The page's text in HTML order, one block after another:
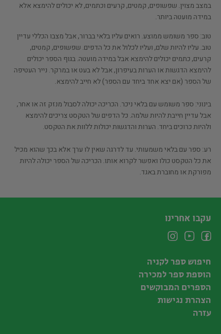
במצב מצוין. שפשופים, קמטים, קרעים וכתמים, לא יכולים להימצא אלא
במידה מועטה ביותר.
טוב: ספר משומש ממוצע. רואים עליו בלאי בברור, אבל מצבו הכללי עדיין
טוב. עליו להיות שלם, ועליו לכלול את כל הדפים. שפשופים, קמטים,
קרעים, כתמים יכולים להימצא אבל במידה מועטה. בגוף הספר יכולים
להימצא הדגשות או הערות בעיפרון, אבל לא בעט או במרקר. נייר העטיפה
של הספר (אם יצא אחד ביחד עם הספר) לא חייב להימצא.
בינוני: ספר משומש עם בלאי ניכר. הכריכה יכולה לסבול מנזק זה או אחר,
אבל עדיין חייבת להיות שלמה. כל הדפים של הטקסט צריכים להימצא
ולהיות כרוכים ביחד. הערות והדגשות יכולות ללוות את הטקסט.
רע: ספר עם בלאי משמעותי. עד לדרגה שאין לו ערך אלא בכך שהוא מכיל
את כל הטקסט כולו ואפשר לקרוא אותו. הכריכה של הספר יכולה להיות
מפורקת או מחוברת באגד.
עקבו אחרינו
חיפוש ספר לקניה
הוספת ספר למכירה
הספרים המבוקשים
הצהרת נגישות
עזרה